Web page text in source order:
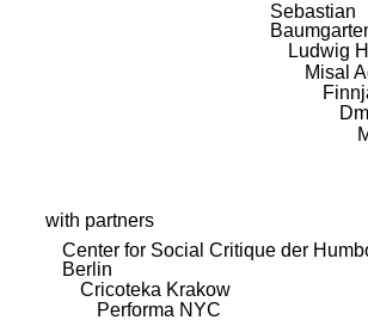
Sebastian
Ludwig
Misal
with partners
Center for Social Critique der
Berlin
Cricoteka Krakow
Performa NYC